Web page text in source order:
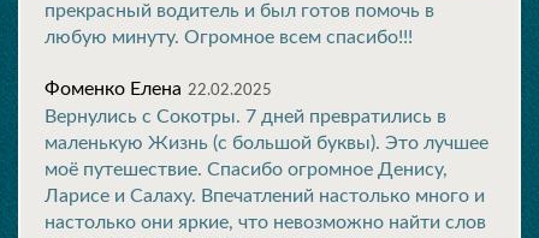
прекрасный водитель и был готов помочь в
любую минуту. Огромное всем спасибо!!!
Фоменко Елена 22.02.2025
Вернулись с Сокотры. 7 дней превратились в
маленькую Жизнь (с большой буквы). Это лучшее
моё путешествие. Спасибо огромное Денису,
Ларисе и Салаху. Впечатлений настолько много и
настолько они яркие, что невозможно найти слов